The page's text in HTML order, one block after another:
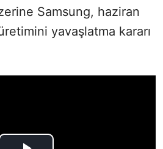
Samsung, haziran
yavaşlatma kararı